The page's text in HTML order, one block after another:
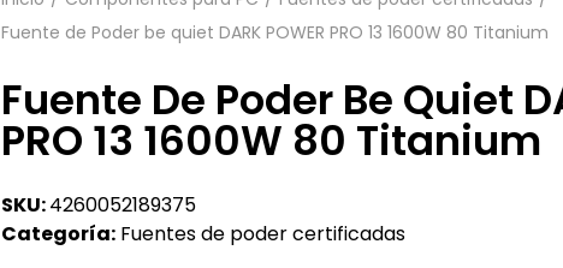
Fuente de Poder be quiet DARK POWER PRO 13 1600W 80 Titanium
Fuente De Poder Be Quiet
PRO 13 1600W 80 Titanium
SKU:4260052189375
Categoría: Fuentes de poder certificadas